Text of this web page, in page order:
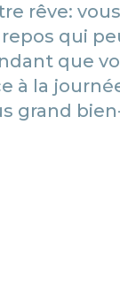
rêve:
qui
que
à la
grand